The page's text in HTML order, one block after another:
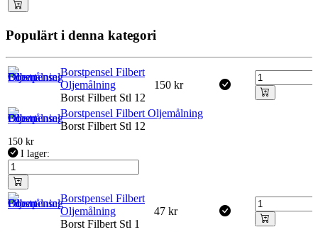
Populärt i denna kategori
Borstpensel Filbert
Oljemålning
Borst Filbert Stl 12
150 kr
Borstpensel Filbert Oljemålning
Borst Filbert Stl 12
150 kr
I lager:
Borstpensel Filbert
Oljemålning
Borst Filbert Stl 1
47 kr